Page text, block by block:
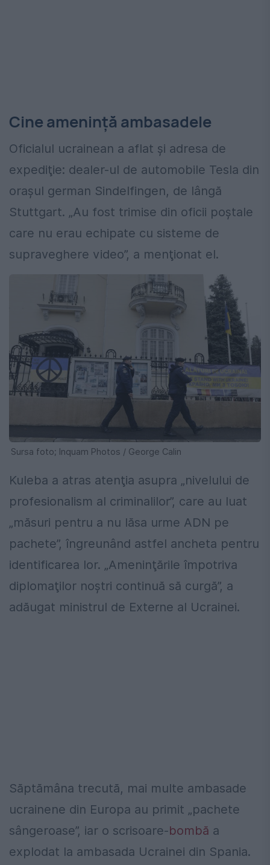
Cine amenință ambasadele
Oficialul ucrainean a aflat și adresa de
expediţie: dealer-ul de automobile Tesla din
oraşul german Sindelfingen, de lângă
Stuttgart. „Au fost trimise din oficii poştale
care nu erau echipate cu sisteme de
supraveghere video”, a menţionat el.
Sursa foto; Inquam Photos / George Calin
Kuleba a atras atenţia asupra „nivelului de
profesionalism al criminalilor”, care au luat
„măsuri pentru a nu lăsa urme ADN pe
pachete”, îngreunând astfel ancheta pentru
identificarea lor. „Ameninţările împotriva
diplomaţilor noştri continuă să curgă”, a
adăugat ministrul de Externe al Ucrainei.
Săptămâna trecută, mai multe ambasade
ucrainene din Europa au primit „pachete
sângeroase”, iar o scrisoare-bombă a
explodat la ambasada Ucrainei din Spania.